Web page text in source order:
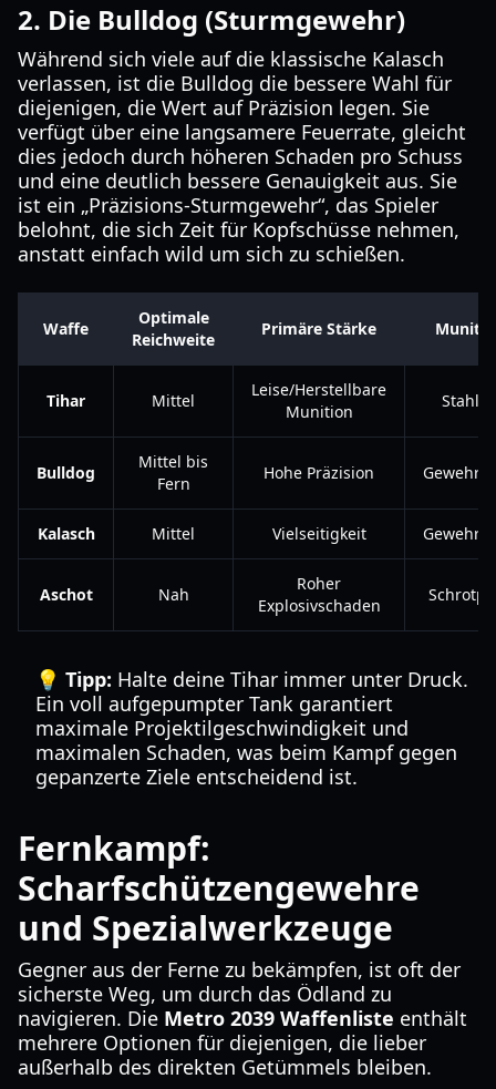
2. Die Bulldog (Sturmgewehr)
Während sich viele auf die klassische Kalasch
verlassen, ist die Bulldog die bessere Wahl für
diejenigen, die Wert auf Präzision legen. Sie
verfügt über eine langsamere Feuerrate, gleicht
dies jedoch durch höheren Schaden pro Schuss
und eine deutlich bessere Genauigkeit aus. Sie
ist ein „Präzisions-Sturmgewehr“, das Spieler
belohnt, die sich Zeit für Kopfschüsse nehmen,
anstatt einfach wild um sich zu schießen.
Waffe
Optimale
Reichweite
Primäre Stärke
Tihar Mittel
Leise/Herstellbare
Munition
Bulldog
Mittel bis
Fern
Hohe Präzision
Kalasch Mittel Vielseitigkeit
Aschot Nah
Roher
Explosivschaden
💡 Tipp: Halte deine Tihar immer unter Druck.
Ein voll aufgepumpter Tank garantiert
maximale Projektilgeschwindigkeit und
maximalen Schaden, was beim Kampf gegen
gepanzerte Ziele entscheidend ist.
Fernkampf:
Scharfschützengewehre
und Spezialwerkzeuge
Gegner aus der Ferne zu bekämpfen, ist oft der
sicherste Weg, um durch das Ödland zu
navigieren. Die Metro 2039 Waffenliste enthält
mehrere Optionen für diejenigen, die lieber
außerhalb des direkten Getümmels bleiben.